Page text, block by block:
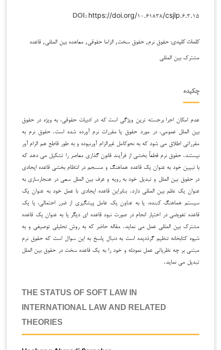
DOI:: https://doi.org/۱۰.۶۱۸۳۸/csjlp.۶.۳.۱۵
کلمات کلیدی: حقوق نرم, حقوق سخت, الزاما حقوقی, معاهده بین المللی, قاعده
مشترک بین المللی
چکیده
عدم امکان اجرا برجسته ترین ویژگی است که در ادبیات حقوقی، به ویژه در حقوق
بین الملل عمومی، در مورد حقوق یا مقررات نرم آورده شده است. حقوق نرم به
مقرراتی اطلاق می شود که به نحوکامل غیرالزام آورنبوده و به طور قاطع هم الزام آور
نیستند. حقوق نرم قطعاً بخشی از فرآیند قانون گذاری معاصر را تشکیل می دهد که
با تبیین خود به عنوان یک قاعده هماهنگ و منسجم در انتظام بخشی قاعده ایجادی
در حقوق بین الملل و تبدیل خود به رویه و عرف بین الملل سعی در هنجارسازی به
عنوان یک نظم بین المللی دارد. بنابراین قاعده ایجادی با عمل خود به عنوان یک
سیستم هماهنگ کننده، یا به عناون یک عامل پیشگیری از ضرر احتمالی، یا یک
قاعده تفویضی در اختیار انجام در صورت نبود قاعده ای دیگر یا به عنوان یک قاعده
مشترک بین المللی عمل می نماید. مقاله حاضر که به روش تحلیلی توصیفی و به
شیوه کتابخانه تنظیم گرذدیده است به دنبال پاسخ به این سوال است که حقوق نرم
مبتنی بر چه نظریاتی عمل نمودئه و خود را به یک قاعده سخت در حقوق بین الملل
تبدیل می نماید.
THE STATUS OF SOFT LAW IN
INTERNATIONAL LAW AND RELATED
THEORIES